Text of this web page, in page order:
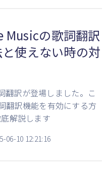
Musicの歌詞翻訳
使えない時の対
翻訳が登場しました。こ
翻訳機能を有効にする方
解説します
06-10 12:21:16